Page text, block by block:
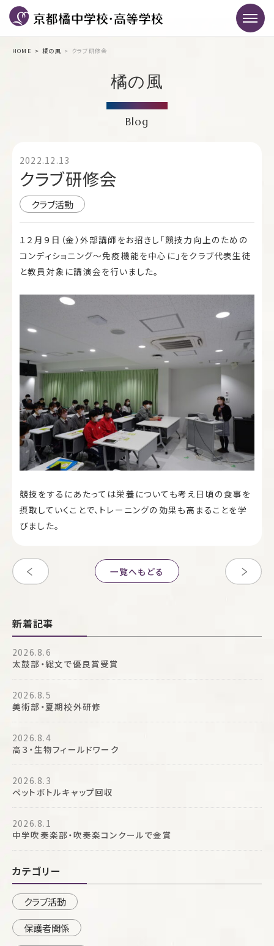
HOME 橘の風 クラブ研修会
橘の風
Blog
2022.12.13
クラブ研修会
クラブ活動
１２月９日（金）外部講師をお招きし「競技力向上のための
コンディショニング～免疫機能を中心に」をクラブ代表生徒
と教員対象に講演会を行いました。
競技をするにあたっては栄養についても考え日頃の食事を
摂取していくことで、トレーニングの効果も高まることを学
びました。
一覧へもどる
新着記事
2026.8.6
太鼓部・総文で優良賞受賞
2026.8.5
美術部・夏期校外研修
2026.8.4
高３・生物フィールドワーク
2026.8.3
ペットボトルキャップ回収
2026.8.1
中学吹奏楽部・吹奏楽コンクールで金賞
カテゴリー
クラブ活動
保護者関係